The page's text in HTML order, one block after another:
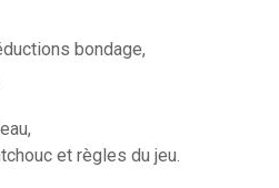
bondage,
et règles du jeu.